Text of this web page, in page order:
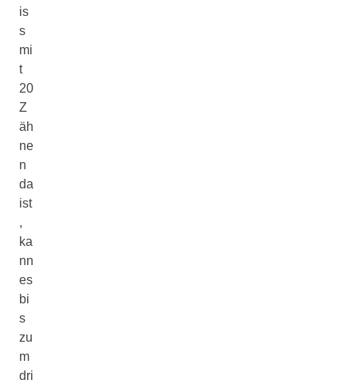
is
s
mi
t
20
Z
äh
ne
n
da
ist
,
ka
nn
es
bi
s
zu
m
dri